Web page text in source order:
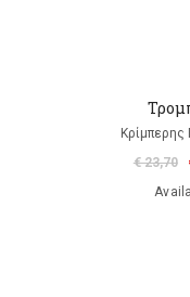
Κρίμπερης
€ 23,70